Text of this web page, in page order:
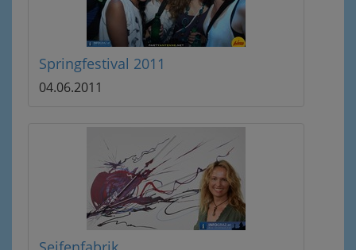
Springfestival 2011
04.06.2011